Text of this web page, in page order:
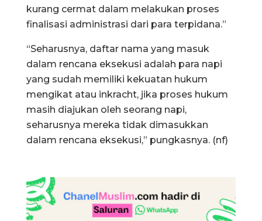
kurang cermat dalam melakukan proses
finalisasi administrasi dari para terpidana.”
“Seharusnya, daftar nama yang masuk
dalam rencana eksekusi adalah para napi
yang sudah memiliki kekuatan hukum
mengikat atau inkracht, jika proses hukum
masih diajukan oleh seorang napi,
seharusnya mereka tidak dimasukkan
dalam rencana eksekusi,” pungkasnya. (nf)